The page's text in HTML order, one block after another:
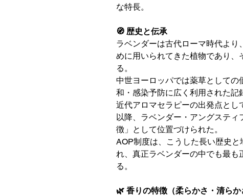
な特長。
🧭 歴史と伝承
ラベンダーは古代ローマ時代よ
めに用いられてきた植物であり、
る。
中世ヨーロッパでは薬草として
和・感染予防に広く利用された記
近代アロマセラピーの出発点と
以降、ラベンダー・アングステ
徴」として位置づけられた。
AOP制度は、こうした長い歴史
れ、真正ラベンダーの中でも最
る。
🌿 香りの特徴（柔らかさ・清らか